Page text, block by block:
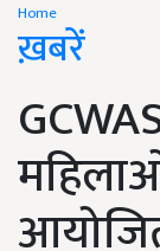
Home
ख़बरें